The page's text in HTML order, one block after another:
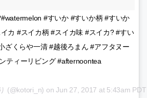
#すいか #すいか柄 #すいか
カ #スイカ柄 #スイカ味 #スイカ? #すい
ざくらや一清 #越後ろまん #アフタヌー
ティーリビング #afternoontea
(@kotori_n) on Jun 27, 2017 at 5:43am PDT